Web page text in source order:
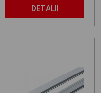
DETALII